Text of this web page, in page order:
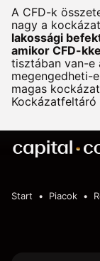
A CFD-k
nagy a
lakossági
amikor CFD-
tisztában van-e
megengedheti-
magas
Start Piacok